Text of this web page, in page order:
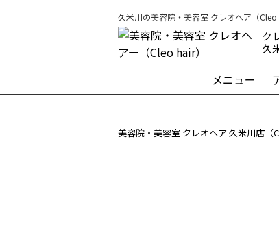
久米川の美容院・美容室 クレオヘア（
ク
久
メニュー
美容院・美容室 クレオヘア 久米川店（